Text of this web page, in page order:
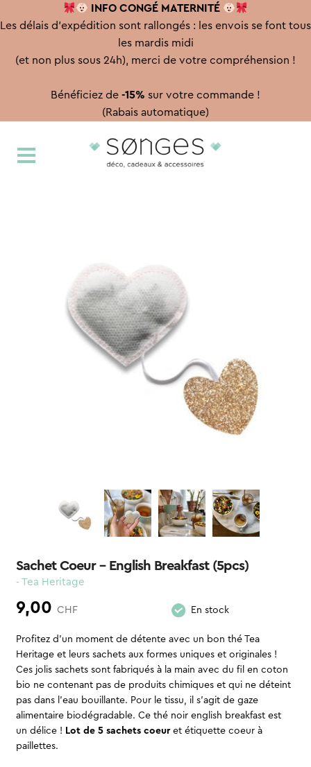
INFO CONGÉ MATERNITÉ
Les délais d'expédition sont rallongés : les envois se font tous
les mardis midi
(et non plus sous 24h), merci de votre compréhension !
Bénéficiez de -15% sur votre commande !
(Rabais automatique)
à
au
Sachet Coeur – English Breakfast (5pcs)
- Tea Heritage
9,00 CHF En stock
Profitez d’un moment de détente avec un bon thé Tea
Heritage et leurs sachets aux formes uniques et originales !
Ces jolis sachets sont fabriqués à la main avec du fil en coton
bio ne contenant pas de produits chimiques et qui ne déteint
pas dans l’eau bouillante. Pour le tissu, il s’agit de gaze
alimentaire biodégradable. Ce thé noir english breakfast est
un délice ! Lot de 5 sachets coeuret étiquette coeur à
paillettes.